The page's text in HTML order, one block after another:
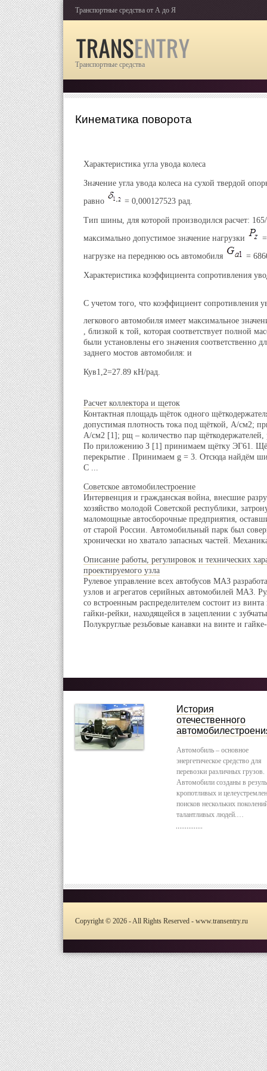
Транспортные средства от А до Я
Транспортные средства
Кинематика поворота
Характеристика угла увода колеса
Значение угла увода колеса на сухой твердой
равно
= 0,000127523 рад.
Тип шины, для которой производился расчет:
максимально допустимое значение нагрузки
нагрузке на переднюю ось автомобиля
=
Характеристика коэффициента сопротивления
С учетом того, что коэффициент сопротивления
легкового автомобиля имеет максимальное
, близкой к той, которая соответствует полной
были установлены его значения соответственно
заднего мостов автомобиля: и
Кув1,2=27.89 кН/рад.
Расчет коллектора и щеток
Контактная площадь щёток одного
допустимая плотность тока под щёткой, А/см2;
А/см2 [1]; pщ – количество пар
По приложению З [1] принимаем щётку ЭГ61.
перекрытие . Принимаем g = 3. Отсюда найдём
С ...
Советское автомобилестроение
Интервенция и гражданская война, внесшие
хозяйство молодой Советской республики,
маломощные автосборочные предприятия,
от старой России. Автомобильный парк был
хронически но хватало запасных частей.
Описание работы, регулировок и технических
проектируемого узла
Рулевое управление всех автобусов МАЗ
узлов и агрегатов серийных автомобилей МАЗ.
со встроенным распределителем состоит из
гайки-рейки, находящейся в зацеплении с
Полукруглые резьбовые канавки на винте и
История
отечественного
Автомобиль – основное
энергетическое средство для
перевозки различных грузов.
Автомобили созданы в
кропотливых и
поисков нескольких
талантливых людей.…
Copyright © 2026 - All Rights Reserved - www.transentry.ru